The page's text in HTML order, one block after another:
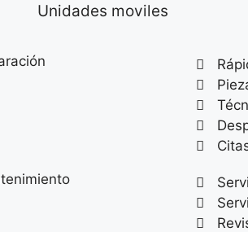
Unidades moviles